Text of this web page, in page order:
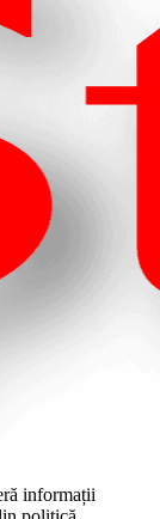
informații